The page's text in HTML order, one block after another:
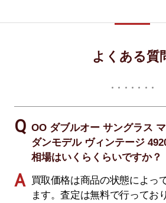
よくある質
OO ダブルオー サングラス
ダンモデル ヴィンテージ
相場はいくらくらいですか？
買取価格は商品の状態によっ
ます。査定は無料で行ってお